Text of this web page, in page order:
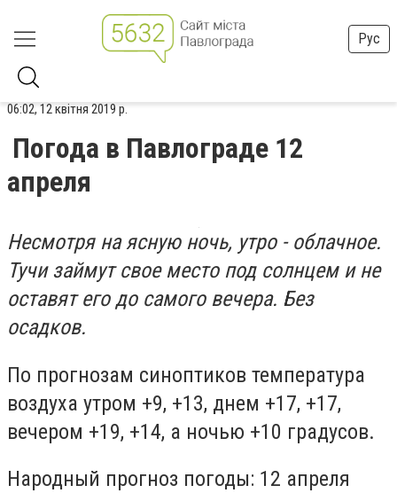
Рус
06:02, 12 квітня 2019 р.
Погода в Павлограде 12
апреля
Несмотря на ясную ночь, утро - облачное.
Тучи займут свое место под солнцем и не
оставят его до самого вечера. Без
осадков.
По прогнозам синоптиков температура
воздуха утром +9, +13, днем +17, +17,
вечером +19, +14, а ночью +10 градусов.
Народный прогноз погоды: 12 апреля